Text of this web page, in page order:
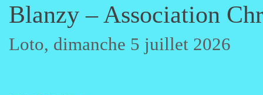
Blanzy – Association
Loto, dimanche 5 juillet 2026